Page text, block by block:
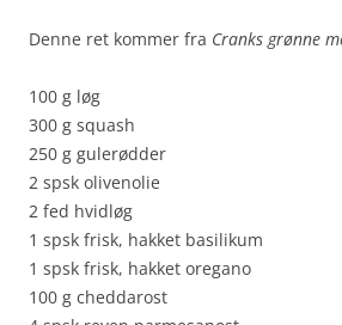
Denne ret kommer fra Cranks grønne
100 g løg
300 g squash
250 g gulerødder
2 spsk olivenolie
2 fed hvidløg
1 spsk frisk, hakket basilikum
1 spsk frisk, hakket oregano
100 g cheddarost